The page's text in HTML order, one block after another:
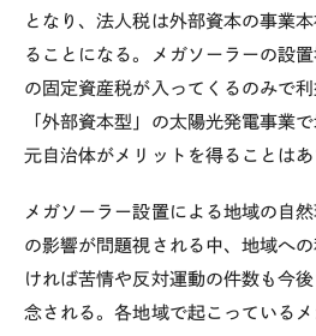
となり、法人税は外部資本の事業
ることになる。メガソーラーの設
の固定資産税が入ってくるのみで利
「外部資本型」の太陽光発電事業
元自治体がメリットを得ることはあ
メガソーラー設置による地域の自
の影響が問題視される中、地域へ
ければ苦情や反対運動の件数も今
念される。各地域で起こっている